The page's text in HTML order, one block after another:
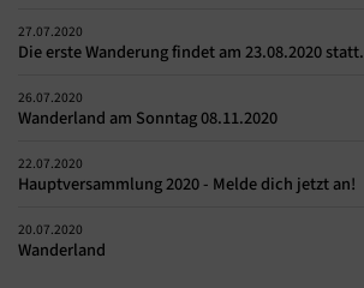
27.07.2020
Die erste Wanderung findet am 23.08.2020 statt.
26.07.2020
Wanderland am Sonntag 08.11.2020
22.07.2020
Hauptversammlung 2020 - Melde dich jetzt an!
20.07.2020
Wanderland